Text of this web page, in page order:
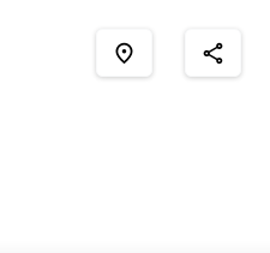
place share